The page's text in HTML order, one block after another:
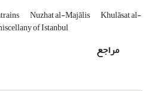
Nuzhat al-Majālis Khulāsat al-
of Istanbul
مراجع